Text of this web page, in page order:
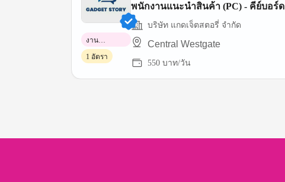
พนักงานแนะนำสินค้า (PC) - คีย์บอร์ด
บริษัท แกดเจ็ตสตอรี่ จำกัด
Central Westgate
550 บาท/วัน
งาน
พาร์ทไทม์
1 อัตรา